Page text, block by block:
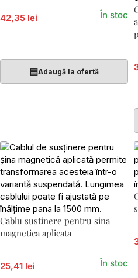
42,35 lei În stoc
▤Adaugă la ofertă
Cablu sustinere pentru sina
magnetica aplicata
25,41 lei În stoc